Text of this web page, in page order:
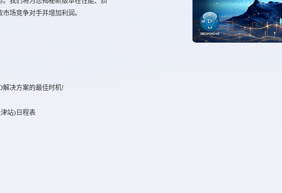
场竞争对手并增加利润。
决方案的最佳时机!
站)日程表